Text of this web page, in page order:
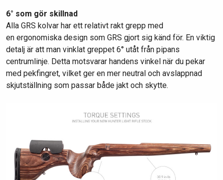
6° som gör skillnad
Alla GRS kolvar har ett relativt rakt grepp med
en ergonomiska design som GRS gjort sig känd för. En viktig
detalj är att man vinklat greppet 6° utåt från pipans
centrumlinje. Detta motsvarar handens vinkel när du pekar
med pekfingret, vilket ger en mer neutral och avslappnad
skjutställning som passar både jakt och skytte.